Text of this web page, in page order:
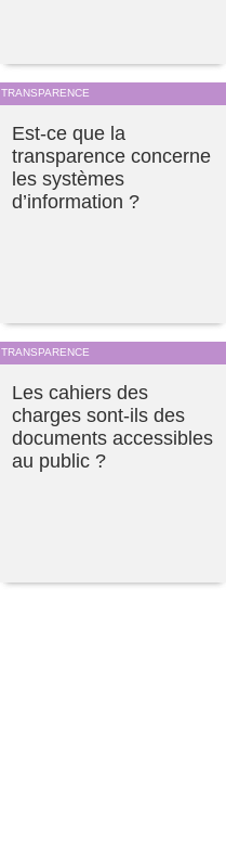
TRANSPARENCE
Est-ce que la
transparence concerne
les systèmes
d’information ?
TRANSPARENCE
Les cahiers des
charges sont-ils des
documents accessibles
au public ?